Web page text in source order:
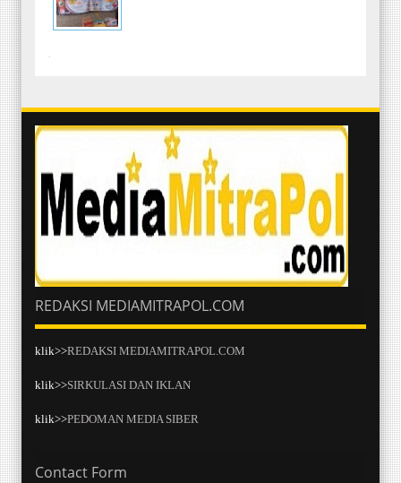
-
REDAKSI MEDIAMITRAPOL.COM
klik>>REDAKSI MEDIAMITRAPOL.COM
klik>>SIRKULASI DAN IKLAN
klik>>PEDOMAN MEDIA SIBER
Contact Form